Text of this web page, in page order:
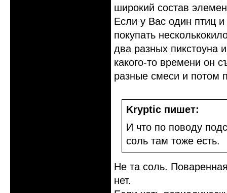
широкий состав
Если у Вас один птиц
покупать
два разных пикстоуна
какого-то времени он
разные смеси и потом
Kryptic пишет:
И что по поводу
соль там тоже есть.
Не та соль.
нет.